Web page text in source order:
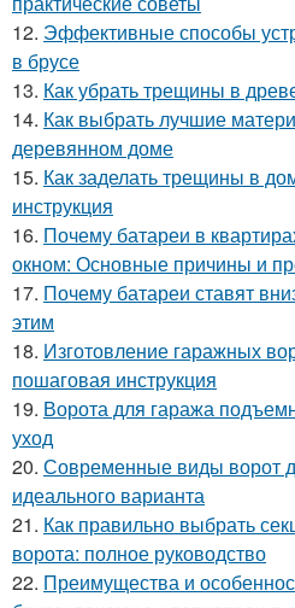
12. Эффективные способы
в брусе
13. Как убрать трещины в
14. Как выбрать лучшие
деревянном доме
15. Как заделать трещины в
инструкция
16. Почему батареи в
окном: Основные причины и
17. Почему батареи ставят
этим
18. Изготовление гаражных
пошаговая инструкция
19. Ворота для гаража
уход
20. Современные виды ворот
идеального варианта
21. Как правильно выбрать
ворота: полное руководство
22. Преимущества и